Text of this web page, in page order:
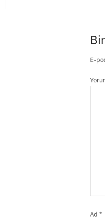
E-
Ad *